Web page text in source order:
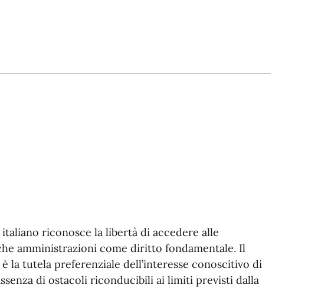
riconosce la libertà di accedere alle
amministrazioni come diritto fondamentale. Il
la tutela preferenziale dell’interesse conoscitivo di
di ostacoli riconducibili ai limiti previsti dalla